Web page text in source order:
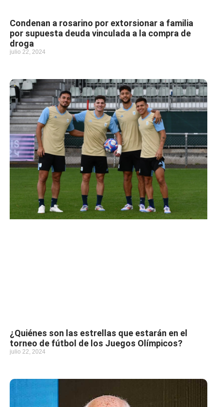
Condenan a rosarino por extorsionar a familia
por supuesta deuda vinculada a la compra de
droga
julio 22, 2024
¿Quiénes son las estrellas que estarán en el
torneo de fútbol de los Juegos Olímpicos?
julio 22, 2024